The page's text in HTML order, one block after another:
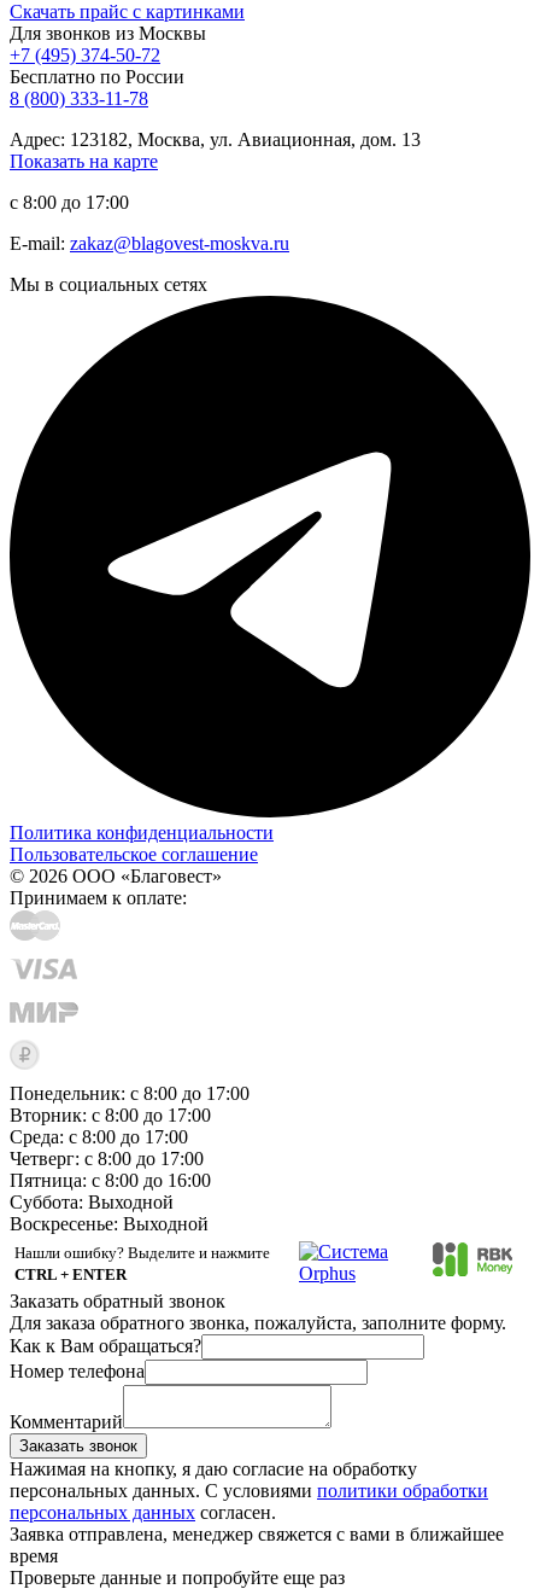
Скачать прайс с картинками
Для звонков из Москвы
+7 (495) 374-50-72
Бесплатно по России
8 (800) 333-11-78
Адрес: 123182, Москва, ул. Авиационная, дом. 13
Показать на карте
с 8:00 до 17:00
E-mail: zakaz@blagovest-moskva.ru
Мы в социальных сетях
Политика конфиденциальности
Пользовательское соглашение
© 2026 ООО «Благовест»
Принимаем к оплате:
Понедельник: с 8:00 до 17:00
Вторник: с 8:00 до 17:00
Среда: с 8:00 до 17:00
Четверг: с 8:00 до 17:00
Пятница: с 8:00 до 16:00
Суббота: Выходной
Воскресенье: Выходной
Нашли ошибку? Выделите и нажмите
CTRL + ENTER
Заказать обратный звонок
Для заказа обратного звонка, пожалуйста, заполните форму.
Как к Вам обращаться?
Номер телефона
Комментарий
Заказать звонок
Нажимая на кнопку, я даю согласие на обработку
персональных данных. С условиями политики обработки
персональных данных согласен.
Заявка отправлена, менеджер свяжется с вами в ближайшее
время
Проверьте данные и попробуйте еще раз